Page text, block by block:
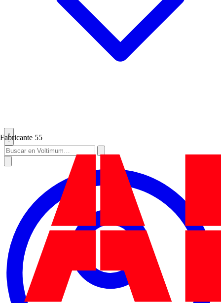
Fabricante 55